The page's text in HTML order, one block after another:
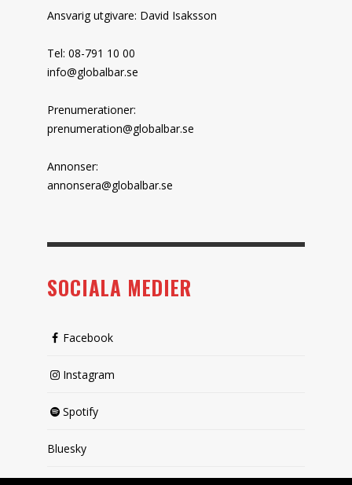
Ansvarig utgivare: David Isaksson
Tel: 08-791 10 00
info@globalbar.se
Prenumerationer:
prenumeration@globalbar.se
Annonser:
annonsera@globalbar.se
SOCIALA MEDIER
Facebook
Instagram
Spotify
Bluesky